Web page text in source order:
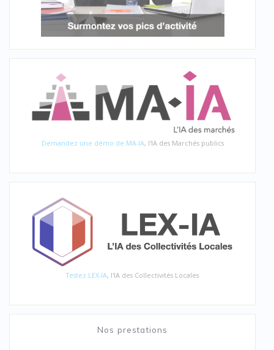
Demandez une démo de MA-IA, l'IA des Marchés publics
Testez LEX-IA, l'IA des Collectivités Locales
Nos prestations